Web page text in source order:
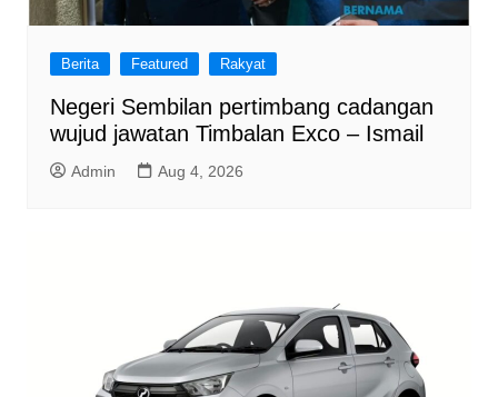
Berita Featured Rakyat
Negeri Sembilan pertimbang cadangan
wujud jawatan Timbalan Exco – Ismail
Admin Aug 4, 2026